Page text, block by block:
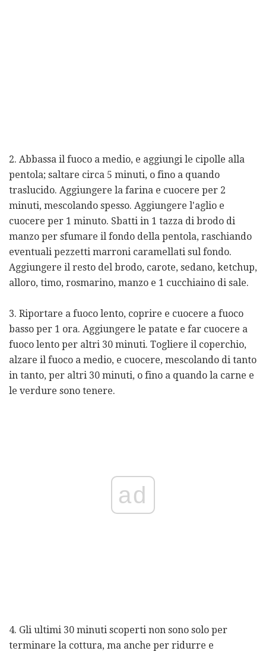
2. Abbassa il fuoco a medio, e aggiungi le cipolle alla
pentola; saltare circa 5 minuti, o fino a quando
traslucido. Aggiungere la farina e cuocere per 2
minuti, mescolando spesso. Aggiungere l'aglio e
cuocere per 1 minuto. Sbatti in 1 tazza di brodo di
manzo per sfumare il fondo della pentola, raschiando
eventuali pezzetti marroni caramellati sul fondo.
Aggiungere il resto del brodo, carote, sedano, ketchup,
alloro, timo, rosmarino, manzo e 1 cucchiaino di sale.
3. Riportare a fuoco lento, coprire e cuocere a fuoco
basso per 1 ora. Aggiungere le patate e far cuocere a
fuoco lento per altri 30 minuti. Togliere il coperchio,
alzare il fuoco a medio, e cuocere, mescolando di tanto
in tanto, per altri 30 minuti, o fino a quando la carne e
le verdure sono tenere.
ad
4. Gli ultimi 30 minuti scoperti non sono solo per
terminare la cottura, ma anche per ridurre e